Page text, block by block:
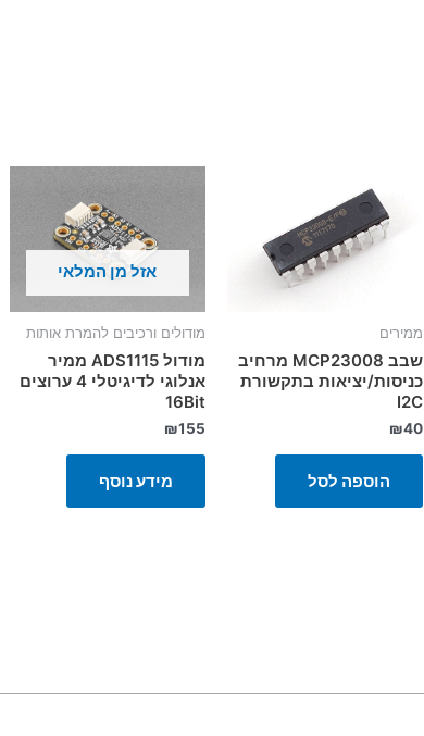
ממירים
שבב MCP23008 מרחיב
כניסות/יציאות בתקשורת
I2C
₪40
הוספה לסל
אזל מן המלאי
מודולים ורכיבים להמרת אותות
מודול ADS1115 ממיר
אנלוגי לדיגיטלי 4 ערוצים
16Bit
₪155
מידע נוסף